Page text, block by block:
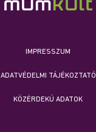
IMPRESSZUM
ADATVÉDELMI TÁJÉKOZTATÓ
KÖZÉRDEKŰ ADATOK